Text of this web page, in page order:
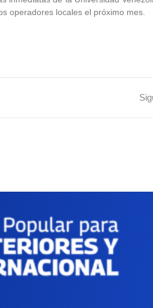
operadores locales el próximo mes.